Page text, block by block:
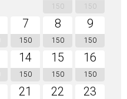
150 150
7
150
8
150
9
150
14
150
15
150
16
150
21 22 23